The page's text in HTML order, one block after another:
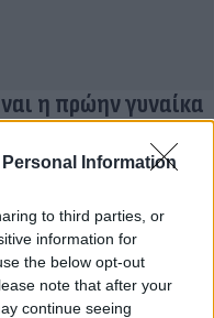
Information
to third parties, or
information for
the below opt-out
note that after your
continue seeing
η πρώην γυναίκα
Darkpony